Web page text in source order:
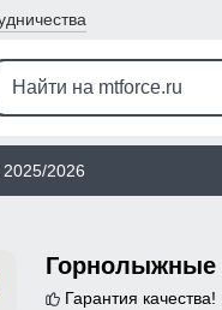
2026
Гарантия качества!